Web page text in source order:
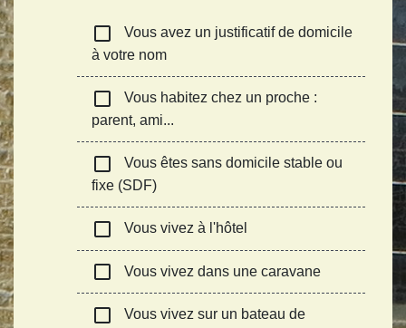
check_box_outline_blank
Vous avez un justificatif de domicile
à votre nom
check_box_outline_blank
Vous habitez chez un proche :
parent, ami...
check_box_outline_blank
Vous êtes sans domicile stable ou
fixe (SDF)
check_box_outline_blank Vous vivez à l'hôtel
check_box_outline_blank Vous vivez dans une caravane
check_box_outline_blank
Vous vivez sur un bateau de